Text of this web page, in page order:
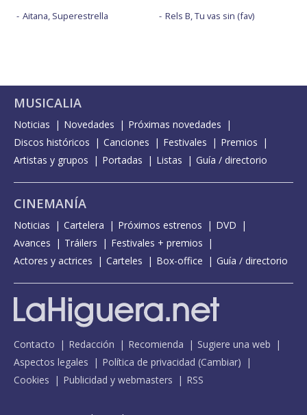
Aitana, Superestrella Rels B, Tu vas sin (fav)
MUSICALIA
Noticias Novedades
Próximas novedades
Discos históricos
Canciones Festivales
Premios
Artistas y grupos
Portadas Listas Guía / directorio
CINEMANÍA
Noticias Cartelera Próximos estrenos
DVD
Avances
Tráilers
Festivales + premios
Actores y actrices
Carteles Box-office Guía / directorio
Contacto Redacción Recomienda
Sugiere una web
Aspectos legales
Política de privacidad (Cambiar)
Cookies
Publicidad y webmasters RSS